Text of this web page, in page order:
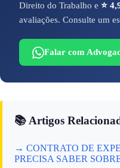
Direito do Trabalho e ⭐
avaliações. Consulte um
Falar com
📚 Artigos
→ CONTRATO DE
PRECISA SABER